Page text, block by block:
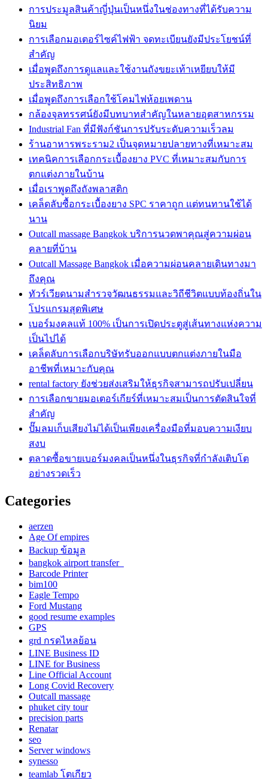
การประมูลสินค้าญี่ปุ่นเป็นหนึ่งในช่องทางที่ได้รับความ
นิยม
การเลือกมอเตอร์ไซค์ไฟฟ้า จดทะเบียนยังมีประโยชน์ที่
สำคัญ
เมื่อพูดถึงการดูแลและใช้งานถังขยะเท้าเหยียบให้มี
ประสิทธิภาพ
เมื่อพูดถึงการเลือกใช้โคมไฟห้อยเพดาน
กล้องจุลทรรศน์ยังมีบทบาทสำคัญในหลายอุตสาหกรรม
Industrial Fan ที่มีฟังก์ชันการปรับระดับความเร็วลม
ร้านอาหารพระราม2 เป็นจุดหมายปลายทางที่เหมาะสม
เทคนิคการเลือกกระเบื้องยาง PVC ที่เหมาะสมกับการ
ตกแต่งภายในบ้าน
เมื่อเราพูดถึงถังพลาสติก
เคล็ดลับซื้อกระเบื้องยาง SPC ราคาถูก แต่ทนทานใช้ได้
นาน
Outcall massage Bangkok บริการนวดพาคุณสู่ความผ่อน
คลายที่บ้าน
Outcall Massage Bangkok เมื่อความผ่อนคลายเดินทางมา
ถึงคุณ
ทัวร์เวียดนามสำรวจวัฒนธรรมและวิถีชีวิตแบบท้องถิ่นใน
โปรแกรมสุดพิเศษ
เบอร์มงคลแท้ 100% เป็นการเปิดประตูสู่เส้นทางแห่งความ
เป็นไปได้
เคล็ดลับการเลือกบริษัทรับออกแบบตกแต่งภายในมือ
อาชีพที่เหมาะกับคุณ
rental factory ยังช่วยส่งเสริมให้ธุรกิจสามารถปรับเปลี่ยน
การเลือกขายมอเตอร์เกียร์ที่เหมาะสมเป็นการตัดสินใจที่
สำคัญ
ปั๊มลมเก็บเสียงไม่ได้เป็นเพียงเครื่องมือที่มอบความเงียบ
สงบ
ตลาดซื้อขายเบอร์มงคลเป็นหนึ่งในธุรกิจที่กำลังเติบโต
อย่างรวดเร็ว
Categories
aerzen
Age Of empires
Backup ข้อมูล
bangkok airport transfer
Barcode Printer
bim100
Eagle Tempo
Ford Mustang
good resume examples
GPS
grd กรดไหลย้อน
LINE Business ID
LINE for Business
Line Official Account
Long Covid Recovery
Outcall massage
phuket city tour
precision parts
Renatar
seo
Server windows
synesso
teamlab โตเกียว